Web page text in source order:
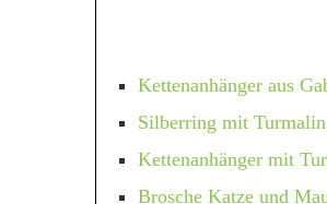
Kettenanhänger aus
Silberring mit
Kettenanhänger mit
Brosche Katze und